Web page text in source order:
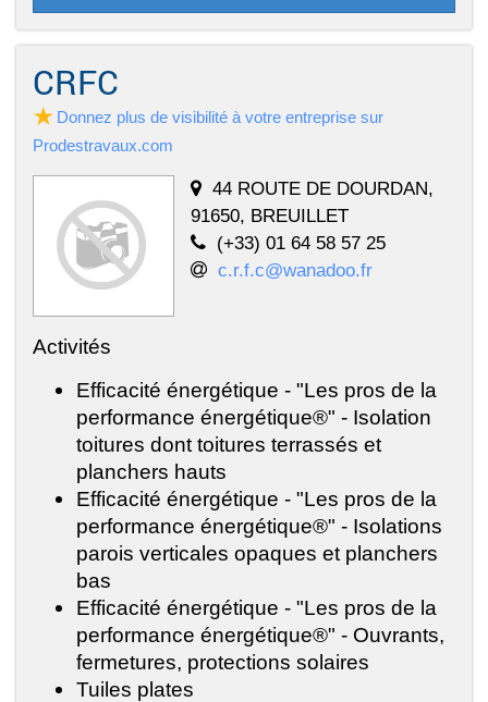
CRFC
Donnez plus de visibilité à votre entreprise sur
Prodestravaux.com
44 ROUTE DE DOURDAN,
91650, BREUILLET
(+33) 01 64 58 57 25
c.r.f.c@wanadoo.fr
Activités
Efficacité énergétique - "Les pros de la
performance énergétique®" - Isolation
toitures dont toitures terrassés et
planchers hauts
Efficacité énergétique - "Les pros de la
performance énergétique®" - Isolations
parois verticales opaques et planchers
bas
Efficacité énergétique - "Les pros de la
performance énergétique®" - Ouvrants,
fermetures, protections solaires
Tuiles plates